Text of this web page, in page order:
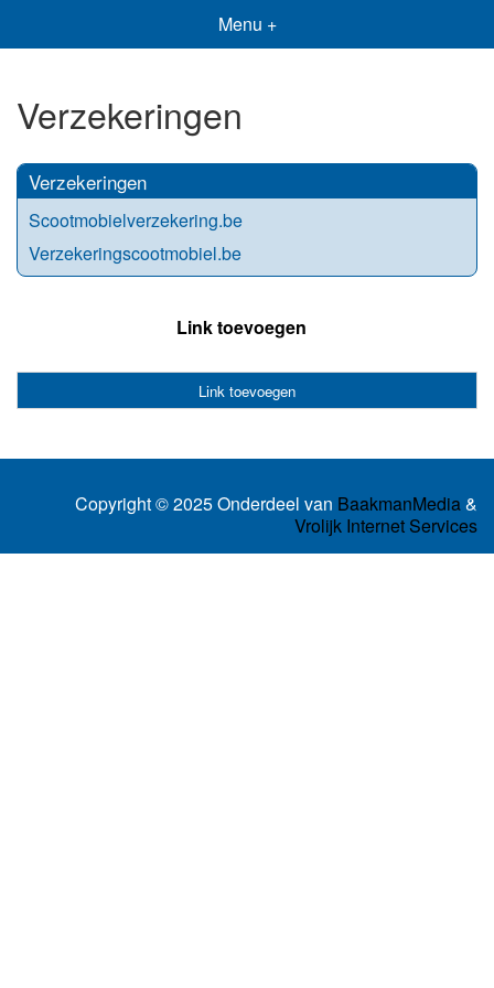
Menu +
Verzekeringen
Verzekeringen
Scootmobielverzekering.be
Verzekeringscootmobiel.be
Link toevoegen
Link toevoegen
Copyright © 2025 Onderdeel van BaakmanMedia&
Vrolijk Internet Services